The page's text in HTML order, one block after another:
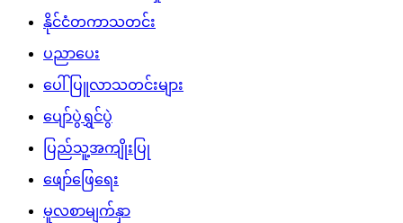
နိုင်ငံတကာသတင်း
ပညာပေး
ပေါ်ပြူလာသတင်းများ
ပျော်ပွဲရွှင်ပွဲ
ပြည်သူ့အကျိုးပြု
ဖျော်ဖြေရေး
မူလစာမျက်နှာ